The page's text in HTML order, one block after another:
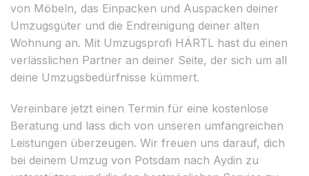
von Möbeln, das Einpacken und Auspacken deiner
Umzugsgüter und die Endreinigung deiner alten
Wohnung an. Mit Umzugsprofi HÄRTL hast du einen
verlässlichen Partner an deiner Seite, der sich um all
deine Umzugsbedürfnisse kümmert.
Vereinbare jetzt einen Termin für eine kostenlose
Beratung und lass dich von unseren umfangreichen
Leistungen überzeugen. Wir freuen uns darauf, dich
bei deinem Umzug von Potsdam nach Aydin zu